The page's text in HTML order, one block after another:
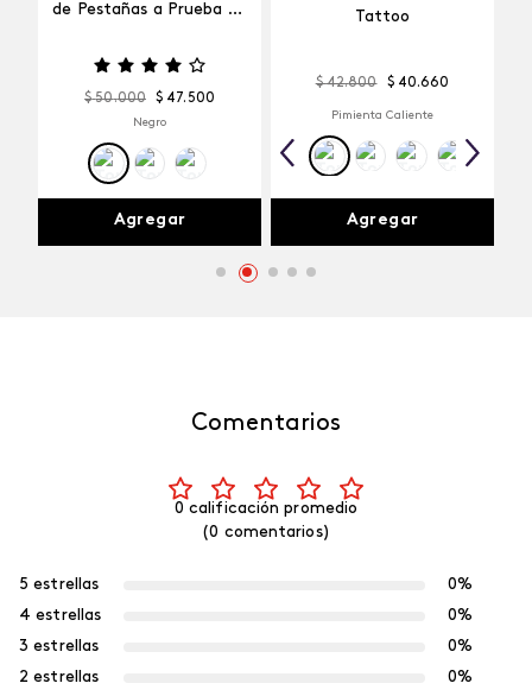
de Pestañas a Prueba de
$ 50.000 $ 47. 500
Negro
Agregar
Tattoo
$ 42.800 $ 40.660
Pimienta Caliente
Agregar
Comentarios
0 calificación promedio
(0 comentarios)
5 estrellas
0%
4 estrellas
0%
3 estrellas
0%
2 estrellas
0%